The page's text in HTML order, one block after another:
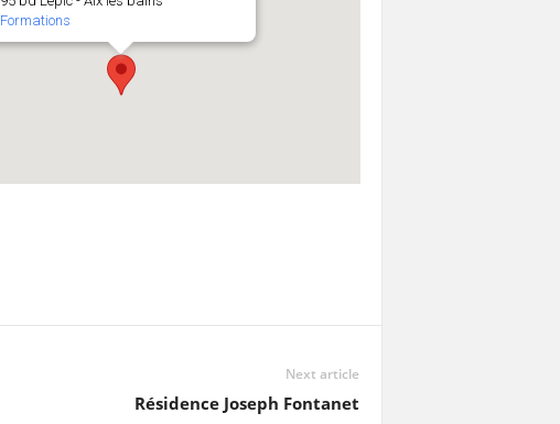
Formations
Next article
Résidence Joseph Fontanet